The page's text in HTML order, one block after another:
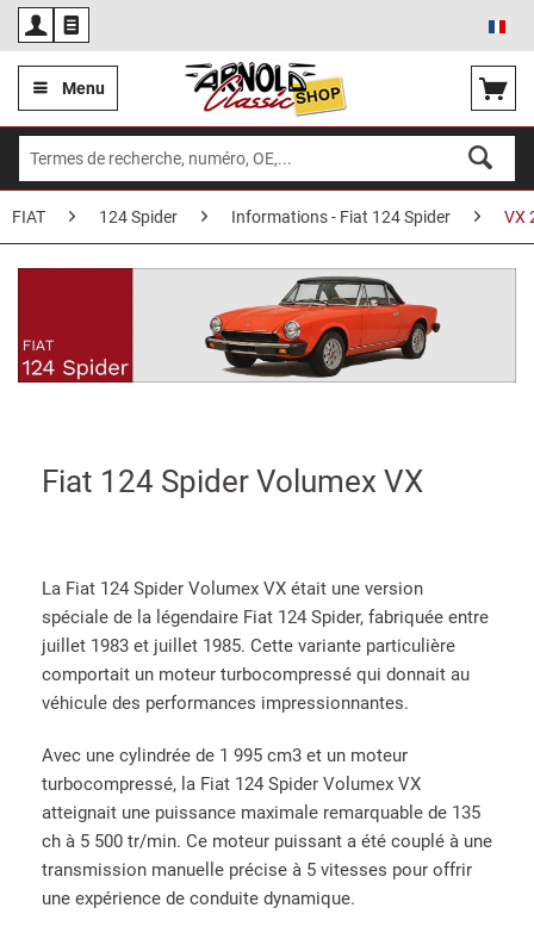
Menu
FIAT 124 Spider Informations - Fiat 124 Spider VX
Fiat 124 Spider Volumex VX
La Fiat 124 Spider Volumex VX était une version
spéciale de la légendaire Fiat 124 Spider, fabriquée entre
juillet 1983 et juillet 1985. Cette variante particulière
comportait un moteur turbocompressé qui donnait au
véhicule des performances impressionnantes.
Avec une cylindrée de 1 995 cm3 et un moteur
turbocompressé, la Fiat 124 Spider Volumex VX
atteignait une puissance maximale remarquable de 135
ch à 5 500 tr/min. Ce moteur puissant a été couplé à une
transmission manuelle précise à 5 vitesses pour offrir
une expérience de conduite dynamique.